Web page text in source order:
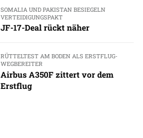
SOMALIA UND PAKISTAN BESIEGELN
VERTEIDIGUNGSPAKT
JF-17-Deal rückt näher
RÜTTELTEST AM BODEN ALS ERSTFLUG-
WEGBEREITER
Airbus A350F zittert vor dem
Erstflug